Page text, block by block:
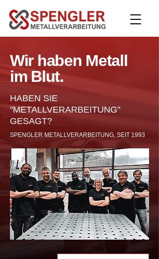
Wir haben Metall
im Blut.
HABEN SIE
"METALLVERARBEITUNG"
GESAGT?
SPENGLER METALLVERARBEITUNG, SEIT 1993